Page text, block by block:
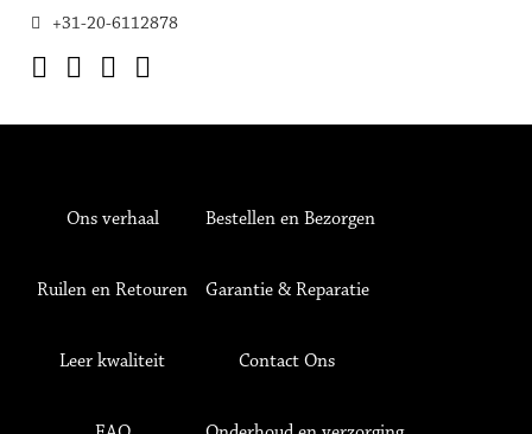
+31-20-6112878
Ons verhaal Bestellen en Bezorgen
Ruilen en Retouren Garantie & Reparatie
Leer kwaliteit Contact Ons